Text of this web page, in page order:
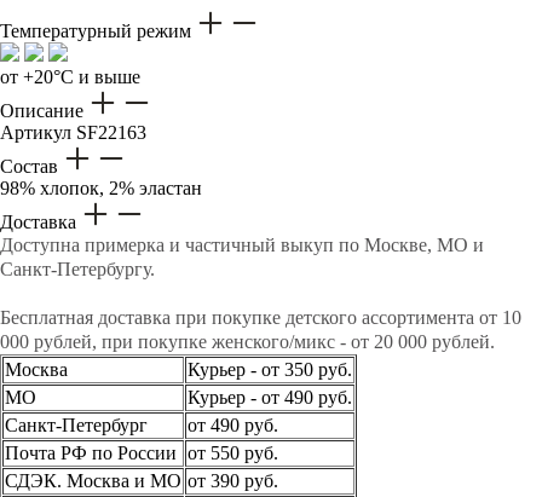
Температурный режим
от +20°C и выше
Описание
Артикул SF22163
Состав
98% хлопок, 2% эластан
Доставка
Доступна примерка и частичный выкуп по Москве, МО и
Санкт-Петербургу.
Бесплатная доставка при покупке детского ассортимента от 10
000 рублей, при покупке женского/микс - от 20 000 рублей.
Москва
Курьер - от 350 руб.
МО
Курьер - от 490 руб.
Санкт-Петербург
от 490 руб.
Почта РФ по России от 550 руб.
СДЭК. Москва и МО от 390 руб.